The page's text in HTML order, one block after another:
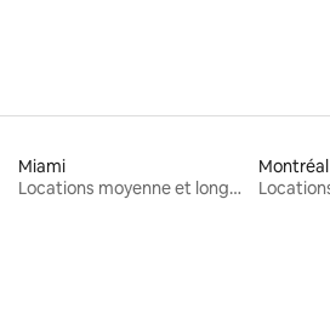
Miami
Locations moyenne et longue durée
Montréal